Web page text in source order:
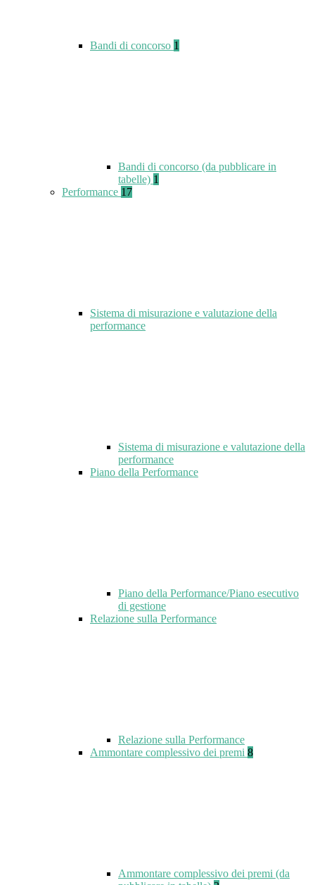
Bandi di concorso 1
Bandi di concorso (da pubblicare in
tabelle) 1
Performance 17
Sistema di misurazione e valutazione della
performance
Sistema di misurazione e valutazione della
performance
Piano della Performance
Piano della Performance/Piano esecutivo
di gestione
Relazione sulla Performance
Relazione sulla Performance
Ammontare complessivo dei premi 8
Ammontare complessivo dei premi (da